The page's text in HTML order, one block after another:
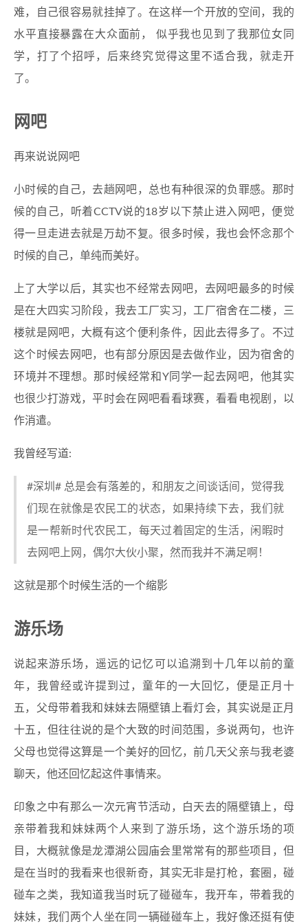
难，自己很容易就挂掉了。在这样一个开放的空间，我的
水平直接暴露在大众面前， 似乎我也见到了我那位女同
学，打了个招呼，后来终究觉得这里不适合我，就走开
了。
网吧
再来说说网吧
小时候的自己，去趟网吧，总也有种很深的负罪感。那时
候的自己，听着CCTV说的18岁以下禁止进入网吧，便觉
得一旦走进去就是万劫不复。很多时候，我也会怀念那个
时候的自己，单纯而美好。
上了大学以后，其实也不经常去网吧，去网吧最多的时候
是在大四实习阶段，我去工厂实习，工厂宿舍在二楼，三
楼就是网吧，大概有这个便利条件，因此去得多了。不过
这个时候去网吧，也有部分原因是去做作业，因为宿舍的
环境并不理想。那时候经常和Y同学一起去网吧，他其实
也很少打游戏，平时会在网吧看看球赛，看看电视剧，以
作消遣。
我曾经写道:
#深圳# 总是会有落差的，和朋友之间谈话间，觉得我
们现在就像是农民工的状态，如果持续下去，我们就
是一帮新时代农民工，每天过着固定的生活，闲暇时
去网吧上网，偶尔大伙小聚，然而我并不满足啊！
这就是那个时候生活的一个缩影
游乐场
说起来游乐场，遥远的记忆可以追溯到十几年以前的童
年，我曾经或许提到过，童年的一大回忆，便是正月十
五，父母带着我和妹妹去隔壁镇上看灯会，其实说是正月
十五，但往往说的是个大致的时间范围，多说两句，也许
父母也觉得这算是一个美好的回忆，前几天父亲与我老婆
聊天，他还回忆起这件事情来。
印象之中有那么一次元宵节活动，白天去的隔壁镇上，母
亲带着我和妹妹两个人来到了游乐场，这个游乐场的项
目，大概就像是龙潭湖公园庙会里常常有的那些项目，但
是在当时的我看来也很新奇，其实无非是打枪，套圈，碰
碰车之类，我知道我当时玩了碰碰车，我开车，带着我的
妹妹，我们两个人坐在同一辆碰碰车上，我好像还挺有使